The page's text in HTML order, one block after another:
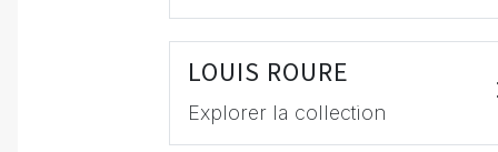
LOUIS ROURE
Explorer la collection